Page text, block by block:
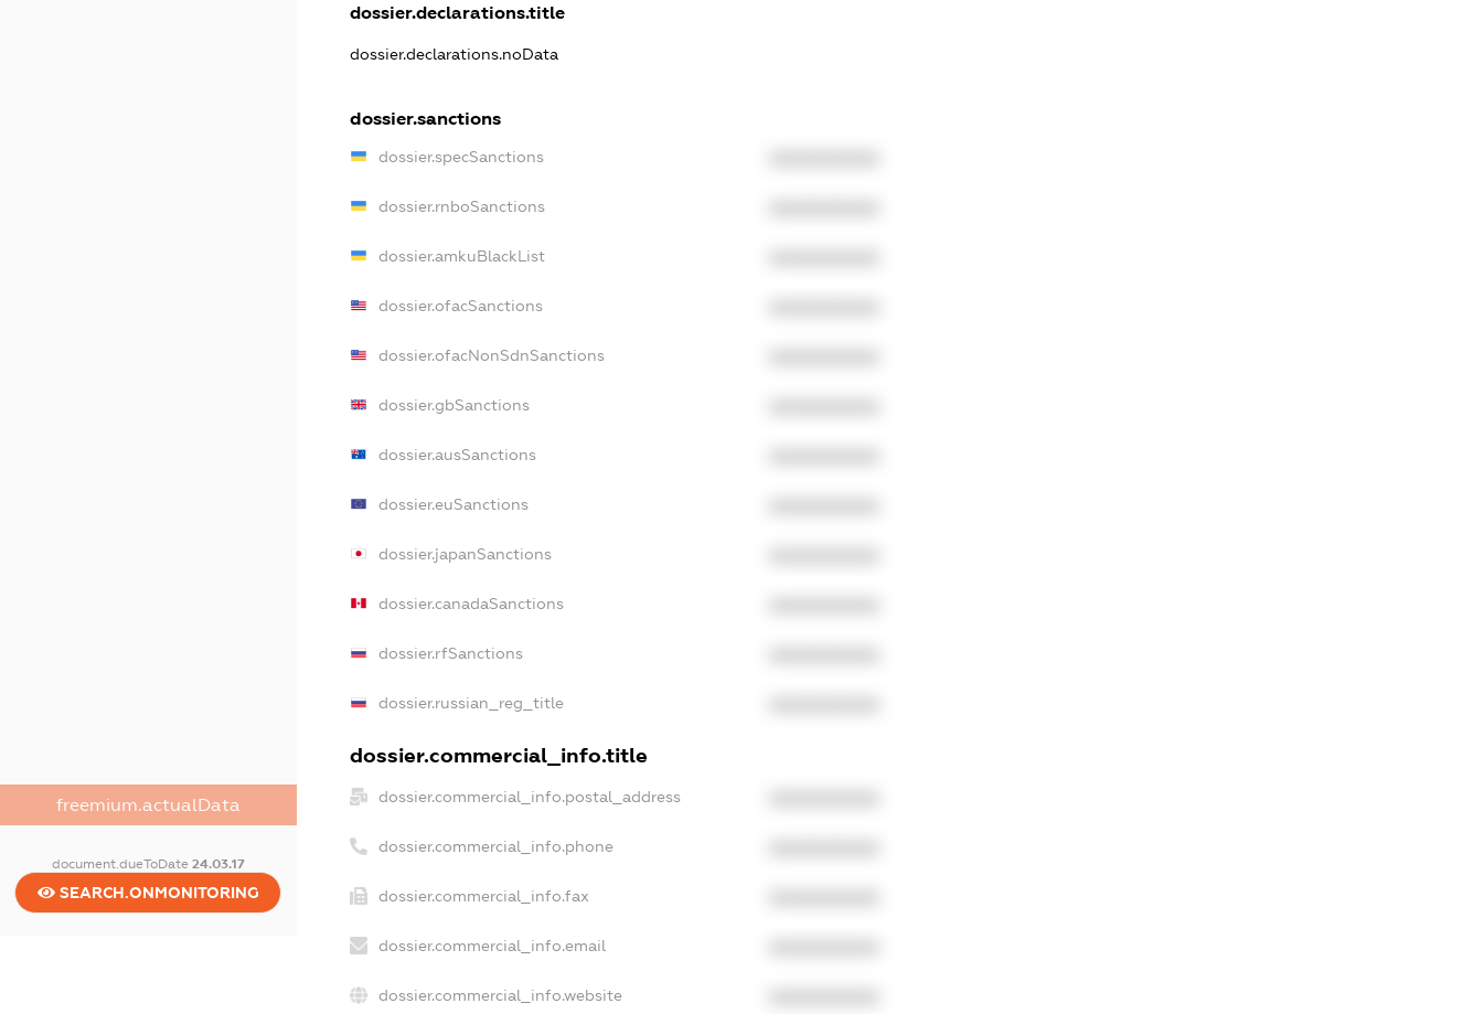
freemium.actualData
document.dueToDate 24.03.17
SEARCH.ONMONITORING
dossier.declarations.title
dossier.declarations.noData
dossier.sanctions
dossier.specSanctions
dossier.rnboSanctions
dossier.amkuBlackList
dossier.ofacSanctions
dossier.ofacNonSdnSanctions
dossier.gbSanctions
dossier.ausSanctions
dossier.euSanctions
dossier.japanSanctions
dossier.canadaSanctions
dossier.rfSanctions
dossier.russian_reg_title
dossier.commercial_info.title
dossier.commercial_info.postal_address
dossier.commercial_info.phone
dossier.commercial_info.fax
dossier.commercial_info.email
dossier.commercial_info.website